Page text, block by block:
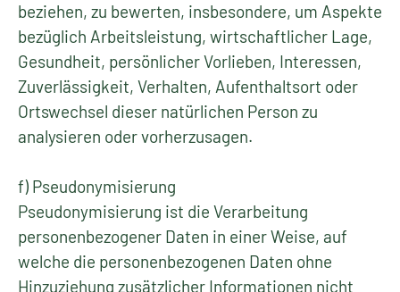
beziehen, zu bewerten, insbesondere, um Aspekte
bezüglich Arbeitsleistung, wirtschaftlicher Lage,
Gesundheit, persönlicher Vorlieben, Interessen,
Zuverlässigkeit, Verhalten, Aufenthaltsort oder
Ortswechsel dieser natürlichen Person zu
analysieren oder vorherzusagen.
f) Pseudonymisierung
Pseudonymisierung ist die Verarbeitung
personenbezogener Daten in einer Weise, auf
welche die personenbezogenen Daten ohne
Hinzuziehung zusätzlicher Informationen nicht